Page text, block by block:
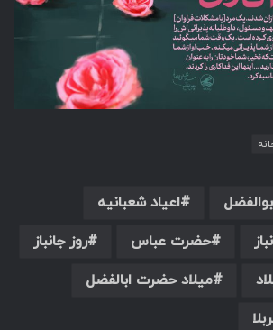
اعیاد شعبانیه
حضرت عباس
روز جانباز
میلاد حضرت ابالفضل